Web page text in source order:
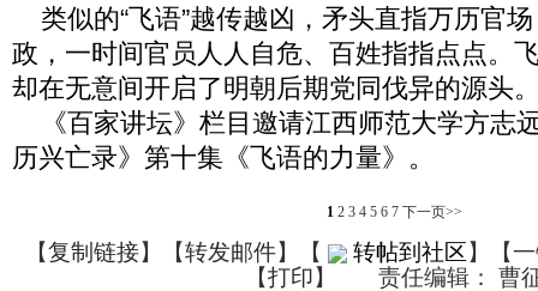
类似的“飞语”越传越凶，矛头直指万历官
政，一时间官员人人自危、百姓指指点点。
却在无意间开启了明朝后期党同伐异的源头
《百家讲坛》栏目邀请江西师范大学方志
历兴亡录》第十集《飞语的力量》。
1 2 3 4 5 6 7 下一页>>
【复制链接】【转发邮件】 【 转帖到社区】【
【打印】 责任编辑： 曹